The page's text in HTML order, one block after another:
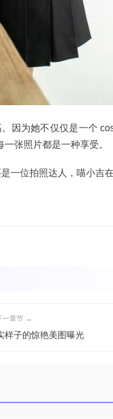
因为她不仅仅是一个
张照片都是一种享受。
一位拍照达人，喵小吉
一章节 →
样子的惊艳美图曝光